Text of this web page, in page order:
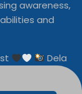
awareness,
and
Dela